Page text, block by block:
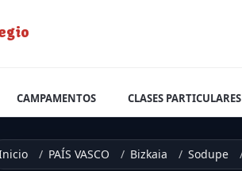
CAMPAMENTOS CLASES PARTICULARES
PAÍS VASCO Bizkaia Sodupe